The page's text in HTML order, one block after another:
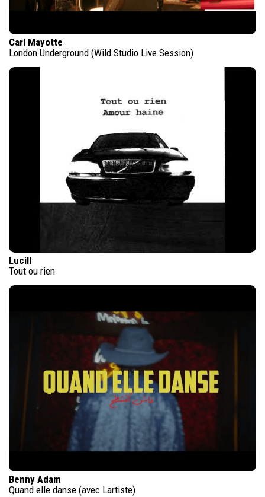
Carl Mayotte
London Underground (Wild Studio Live Session)
Lucill
Tout ou rien
Benny Adam
Quand elle danse (avec Lartiste)